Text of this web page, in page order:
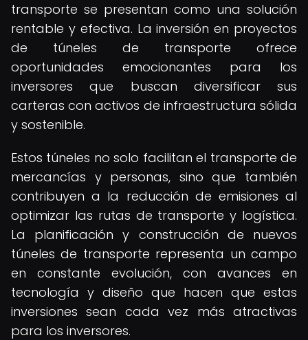
transporte se presentan como una solución
rentable y efectiva. La inversión en proyectos
de túneles de transporte ofrece
oportunidades emocionantes para los
inversores que buscan diversificar sus
carteras con activos de infraestructura sólida
y sostenible.
Estos túneles no solo facilitan el transporte de
mercancías y personas, sino que también
contribuyen a la reducción de emisiones al
optimizar las rutas de transporte y logística.
La planificación y construcción de nuevos
túneles de transporte representa un campo
en constante evolución, con avances en
tecnología y diseño que hacen que estas
inversiones sean cada vez más atractivas
para los inversores.